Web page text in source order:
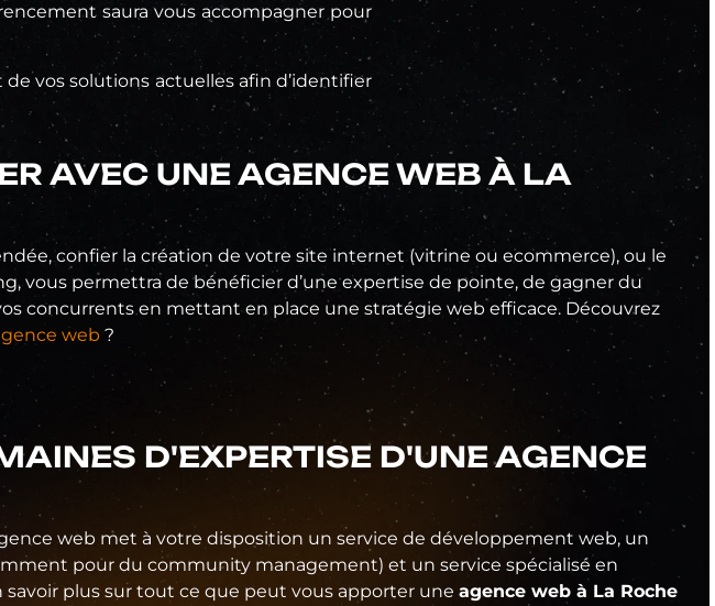
saura vous accompagner pour
vos solutions actuelles afin d’identifier
AVEC UNE AGENCE WEB À LA
confier la création de votre site internet (vitrine ou ecommerce), ou le
vous permettra de bénéficier d’une expertise de pointe, de gagner du
concurrents en mettant en place une stratégie web efficace. Découvrez
web ?
D'EXPERTISE D'UNE AGENCE
web met à votre disposition un service de développement web, un
pour du community management) et un service spécialisé en
plus sur tout ce que peut vous apporter une agence web à La Roche